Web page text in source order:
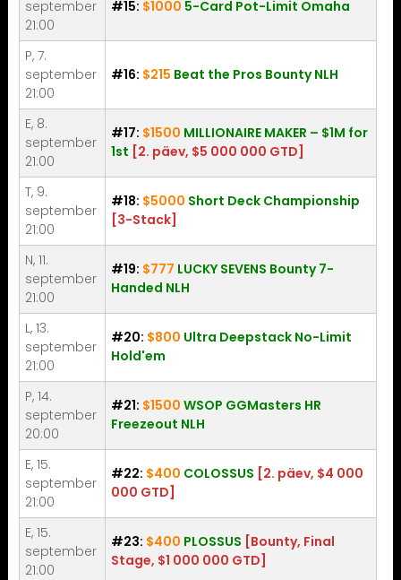
september
21:00
#15: $1000 5-Card Pot-Limit Omaha
P, 7.
september
21:00
#16: $215 Beat the Pros Bounty NLH
E, 8.
september
21:00
#17: $1500 MILLIONAIRE MAKER – $1M for
1st [2. päev, $5 000 000 GTD]
T, 9.
september
21:00
#18: $5000 Short Deck Championship
[3-Stack]
N, 11.
september
21:00
#19: $777 LUCKY SEVENS Bounty 7-
Handed NLH
L, 13.
september
21:00
#20: $800 Ultra Deepstack No-Limit
Hold'em
P, 14.
september
20:00
#21: $1500 WSOP GGMasters HR
Freezeout NLH
E, 15.
september
21:00
#22: $400 COLOSSUS [2. päev, $4 000
000 GTD]
E, 15.
september
21:00
#23: $400 PLOSSUS [Bounty, Final
Stage, $1 000 000 GTD]